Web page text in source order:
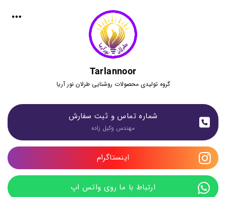
Tarlannoor
گروه تولیدی محصولات روشنایی طرلان نور آریا
شماره تماس و ثبت سفارش
مهندس وکیل زاده
اینستاگرام
ارتباط با ما روی واتس اپ